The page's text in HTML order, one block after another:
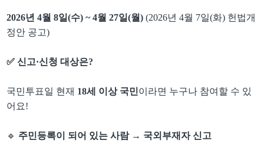
2026년4월8일(수) ~ 4월27일(월) (2026년4월 7일(화) 헌법개
정안 공고)
✅신고·신청 대상은?
국민투표일 현재 18세 이상 국민이라면 누구나 참여할 수 있
어요!
🔹 주민등록이 되어 있는 사람 → 국외부재자 신고